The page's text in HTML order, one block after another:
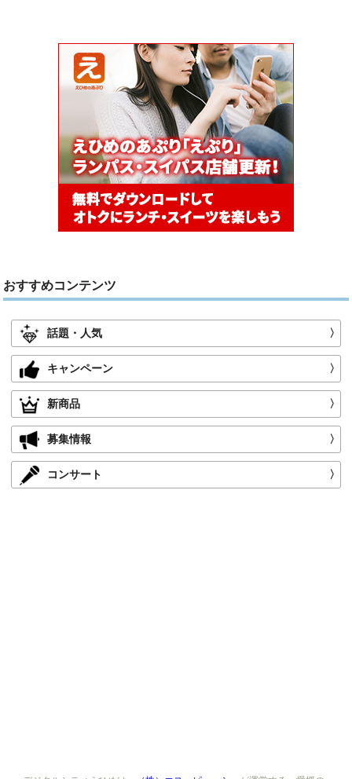
おすすめコンテンツ
話題・人気 〉
キャンペーン 〉
新商品 〉
募集情報 〉
コンサート 〉